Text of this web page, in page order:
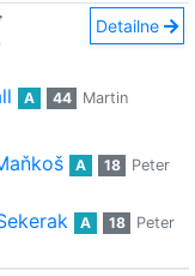
Detailne
A 44
Martin
A 18
Peter
A 18
Peter